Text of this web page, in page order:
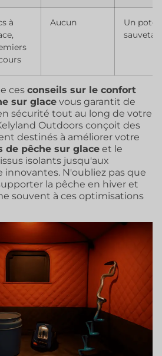
à
Aucun
Un
ces conseils sur le confort
sur glace vous garantit de
sécurité tout au long de votre
Outdoors conçoit des
destinés à améliorer votre
de pêche sur glace et le
isolants jusqu'aux
innovantes. N'oubliez pas que
la pêche en hiver et
souvent à ces optimisations